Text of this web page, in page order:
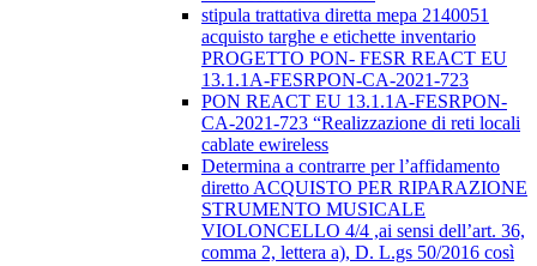
stipula trattativa diretta mepa 2140051
acquisto targhe e etichette inventario
PROGETTO PON- FESR REACT EU
13.1.1A-FESRPON-CA-2021-723
PON REACT EU 13.1.1A-FESRPON-
CA-2021-723 “Realizzazione di reti locali
cablate ewireless
Determina a contrarre per l’affidamento
diretto ACQUISTO PER RIPARAZIONE
STRUMENTO MUSICALE
VIOLONCELLO 4/4 ,ai sensi dell’art. 36,
comma 2, lettera a), D. L.gs 50/2016 così